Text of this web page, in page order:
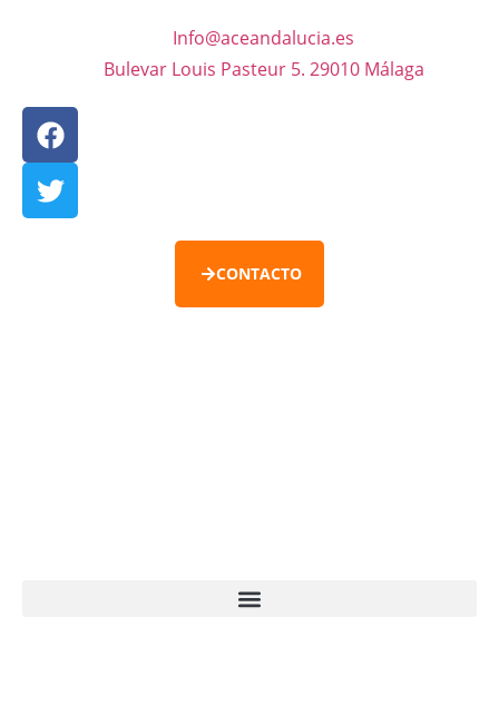
Info@aceandalucia.es
Bulevar Louis Pasteur 5. 29010 Málaga
CONTACTO